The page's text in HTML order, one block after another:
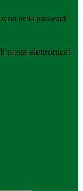
della password
posta elettronica!